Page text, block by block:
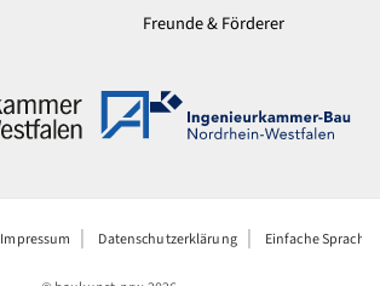
Freunde & Förderer
Impressum Datenschutzerklärung Einfache Sprache